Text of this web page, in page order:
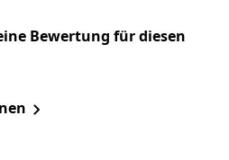
Bewertung für diesen